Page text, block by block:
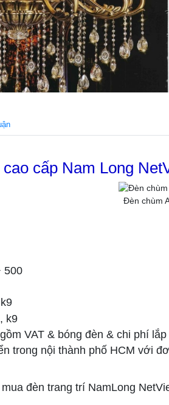
cấp Nam Long
Đèn chùm
500
k9
VAT & bóng đèn & chi phí lắp
trong nội thành phố HCM với
đèn trang trí NamLong